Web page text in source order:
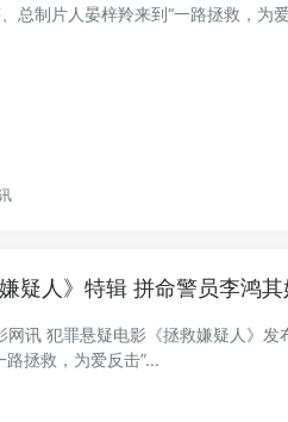
总制片人晏梓羚来到“一路拯救，为
嫌疑人》特辑 拼命警员李鸿
网讯 犯罪悬疑电影《拯救嫌疑人》发
路拯救，为爱反击”...